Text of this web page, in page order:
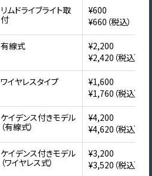
リムドライブライト取
付
¥600
¥660（税込）
有線式
¥2,200
¥2,420（税込）
ワイヤレスタイプ
¥1,600
¥1,760（税込）
ケイデンス付きモデル
（有線式）
¥4,200
¥4,620（税込）
ケイデンス付きモデル
（ワイヤレス式）
¥3,200
¥3,520（税込）